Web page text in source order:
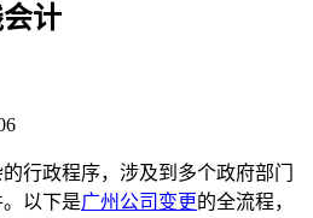
计
行政程序，涉及到多个政府部门
以下是广州公司变更的全流程，